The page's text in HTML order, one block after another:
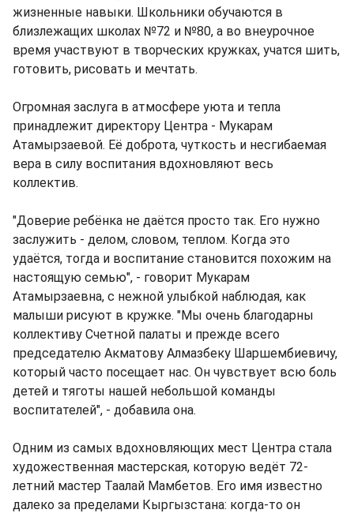
жизненные навыки. Школьники обучаются в
близлежащих школах №72 и №80, а во внеурочное
время участвуют в творческих кружках, учатся шить,
готовить, рисовать и мечтать.
Огромная заслуга в атмосфере уюта и тепла
принадлежит директору Центра - Мукарам
Атамырзаевой. Её доброта, чуткость и несгибаемая
вера в силу воспитания вдохновляют весь
коллектив.
"Доверие ребёнка не даётся просто так. Его нужно
заслужить - делом, словом, теплом. Когда это
удаётся, тогда и воспитание становится похожим на
настоящую семью", - говорит Мукарам
Атамырзаевна, с нежной улыбкой наблюдая, как
малыши рисуют в кружке. "Мы очень благодарны
коллективу Счетной палаты и прежде всего
председателю Акматову Алмазбеку Шаршембиевичу,
который часто посещает нас. Он чувствует всю боль
детей и тяготы нашей небольшой команды
воспитателей", - добавила она.
Одним из самых вдохновляющих мест Центра стала
художественная мастерская, которую ведёт 72-
летний мастер Таалай Мамбетов. Его имя известно
далеко за пределами Кыргызстана: когда-то он